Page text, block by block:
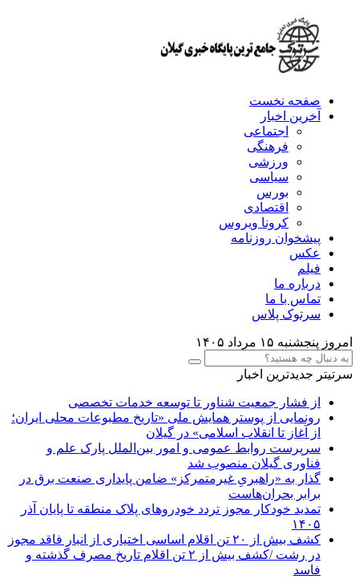
صفحه نخست
آخرین اخبار
اجتماعی
فرهنگی
ورزشی
سیاسی
بورس
اقتصادی
کرونا ویروس
پیشخوان روزنامه
عکس
فیلم
درباره ما
تماس با ما
سرتوک پلاس
امروز پنجشنبه ۱۵ مرداد ۱۴۰۵
سرتیتر جدیدترین اخبار
از فشار جمعیت شناور تا توسعه خدمات تخصصی
رونمایی از پوستر همایش ملی «تاریخ مطبوعات محلی ایران؛
از آغاز تا انقلاب اسلامی» در گیلان
سرپرست روابط عمومی و امور بین‌الملل پارک علم و
فناوری گیلان منصوب شد
گذار به «راهبریِ غیرمتمرکز» ضامن پایداری صنعت برق در
برابر بحران‌هاست
تمدید خودکار مجوز تردد خودروهای پلاک منطقه تا پایان آذر
۱۴۰۵
کشف بیش از ۲۰ تن اقلام اساسی اختیاری از انبار فاقد مجوز
در رشت /کشف بیش از ۲ تن اقلام تاریخ مصرف گذشته و
فاسد